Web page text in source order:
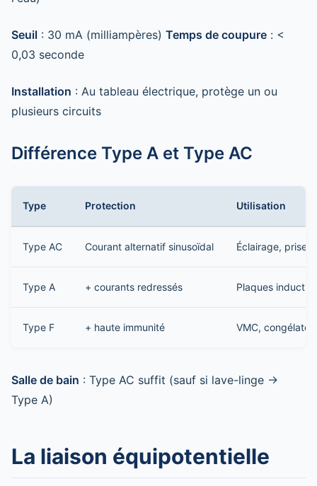
Seuil : 30 mA (milliampères) Temps de coupure : <
0,03 seconde
Installation : Au tableau électrique, protège un ou
plusieurs circuits
Différence Type A et Type AC
Type Protection Utilisation
Type AC Courant alternatif sinusoïdal Éclairage, prises
Type A + courants redressés Plaques
Type F + haute immunité VMC,
Salle de bain : Type AC suffit (sauf si lave-linge →
Type A)
La liaison équipotentielle